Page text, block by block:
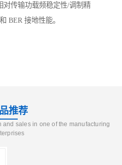
对传输功载频稳定性/调制精
BER 接地性能。
推荐
sales in one of the manufacturing